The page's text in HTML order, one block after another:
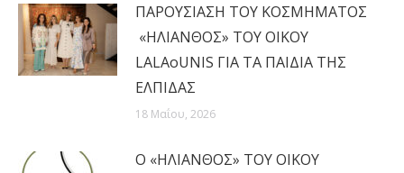
ΠΑΡΟΥΣΙΑΣΗ ΤΟΥ ΚΟΣΜΗΜΑΤΟΣ
«ΗΛΙΑΝΘΟΣ» ΤΟΥ ΟΙΚΟΥ
LALAoUNIS ΓΙΑ ΤΑ ΠΑΙΔΙΑ ΤΗΣ
ΕΛΠΙΔΑΣ
18 Μαΐου, 2026
Ο «ΗΛΙΑΝΘΟΣ» ΤΟΥ ΟΙΚΟΥ